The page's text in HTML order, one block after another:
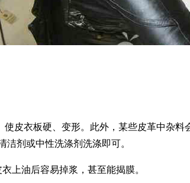
使皮衣板硬、变形。此外，某些皮革中杂料
剂或中性洗涤剂洗涤即可。
上油后容易掉浆，甚至能揭膜。